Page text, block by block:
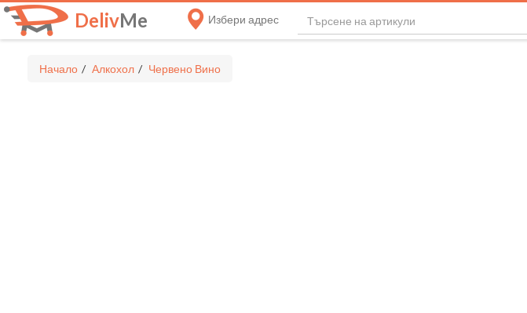
DelivMe Избери адрес
Начало Алкохол Червено Вино